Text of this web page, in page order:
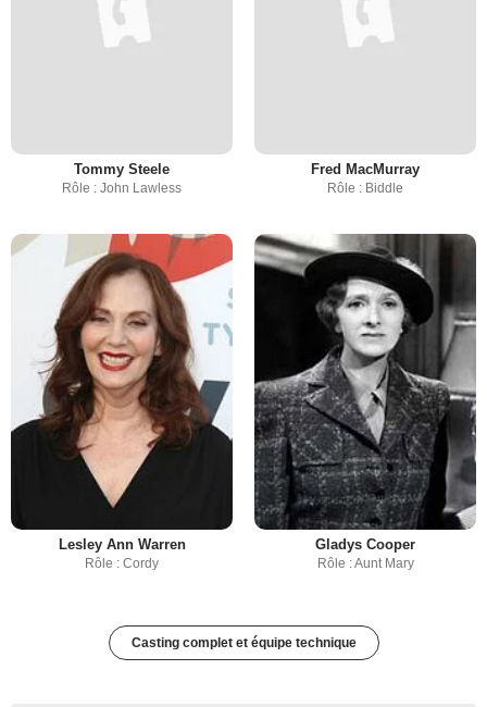
Tommy Steele
Rôle : John Lawless
Fred MacMurray
Rôle : Biddle
Lesley Ann Warren
Rôle : Cordy
Gladys Cooper
Rôle : Aunt Mary
Casting complet et équipe technique